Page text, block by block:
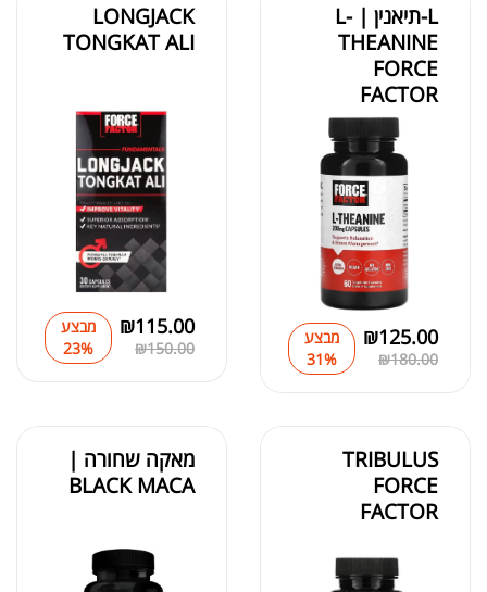
L-תיאנין | L-
THEANINE
FORCE
FACTOR
₪180.00
₪125.00
מבצע
31%
LONGJACK
TONGKAT ALI
₪150.00
₪115.00
מבצע
23%
TRIBULUS
FORCE
FACTOR
מאקה שחורה |
BLACK MACA